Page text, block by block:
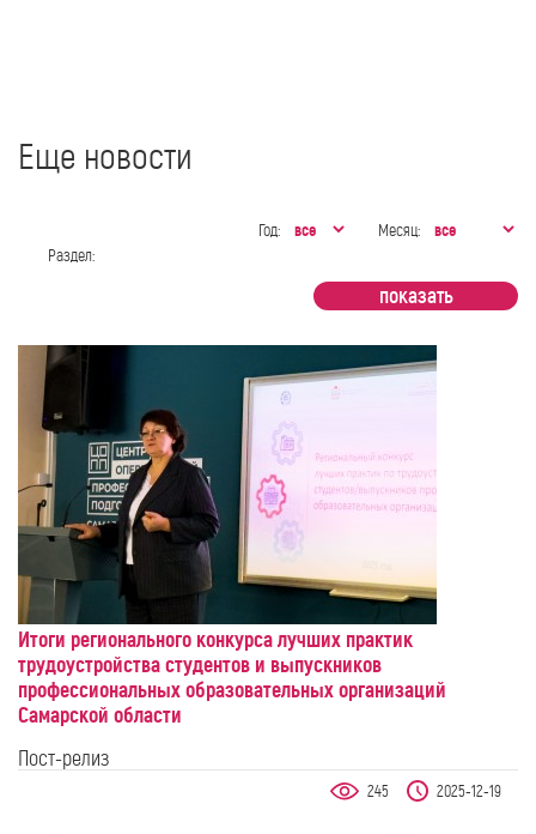
Еще новости
Год:
Месяц:
Раздел:
Итоги регионального конкурса лучших практик
трудоустройства студентов и выпускников
профессиональных образовательных организаций
Самарской области
Пост-релиз
2025-12-19
245